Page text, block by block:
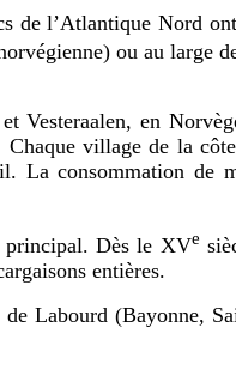
de l’Atlantique Nord
ou au large
Vesteraalen, en
village de la
La consommation de
principal. Dès le XVe
entières.
Labourd (Bayonne,